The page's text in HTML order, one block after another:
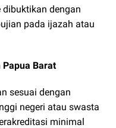
dengan
pada ijazah atau
Barat
sesuai dengan
negeri atau swasta
minimal